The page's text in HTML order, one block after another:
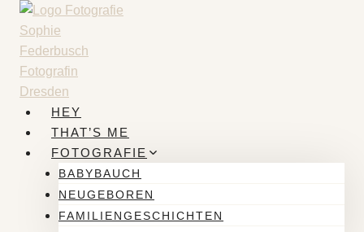
Zum
Inhalt
springen
HEY
THAT’S ME
FOTOGRAFIE
BABYBAUCH
NEUGEBOREN
FAMILIENGESCHICHTEN